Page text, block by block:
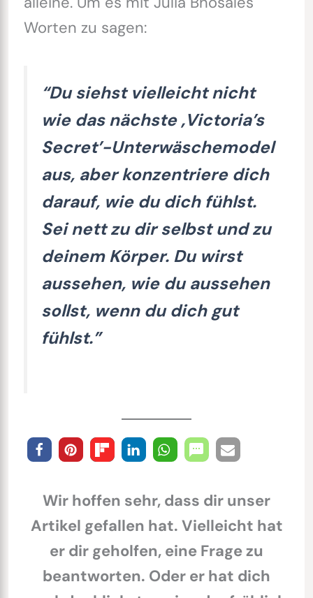
Worten zu sagen:
“Du siehst vielleicht nicht
wie das nächste ‚Victoria’s
Secret’-Unterwäschemodel
aus, aber konzentriere dich
darauf, wie du dich fühlst.
Sei nett zu dir selbst und zu
deinem Körper. Du wirst
aussehen, wie du aussehen
sollst, wenn du dich gut
fühlst.”
Wir hoffen sehr, dass dir unser
Artikel gefallen hat. Vielleicht hat
er dir geholfen, eine Frage zu
beantworten. Oder er hat dich